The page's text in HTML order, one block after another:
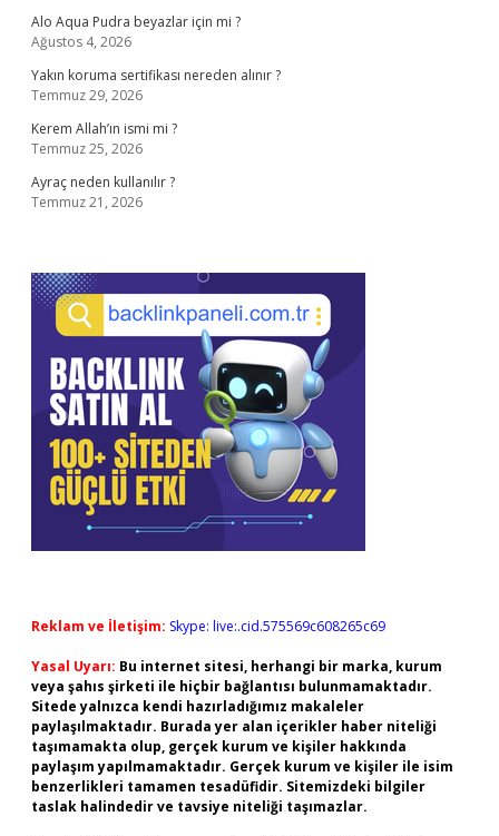
Alo Aqua Pudra beyazlar için mi ?
Ağustos 4, 2026
Yakın koruma sertifikası nereden alınır ?
Temmuz 29, 2026
Kerem Allah’ın ismi mi ?
Temmuz 25, 2026
Ayraç neden kullanılır ?
Temmuz 21, 2026
Reklam ve İletişim: Skype: live:.cid.575569c608265c69
Yasal Uyarı: Bu internet sitesi, herhangi bir marka, kurum
veya şahıs şirketi ile hiçbir bağlantısı bulunmamaktadır.
Sitede yalnızca kendi hazırladığımız makaleler
paylaşılmaktadır. Burada yer alan içerikler haber niteliği
taşımamakta olup, gerçek kurum ve kişiler hakkında
paylaşım yapılmamaktadır. Gerçek kurum ve kişiler ile isim
benzerlikleri tamamen tesadüfidir. Sitemizdeki bilgiler
taslak halindedir ve tavsiye niteliği taşımazlar.